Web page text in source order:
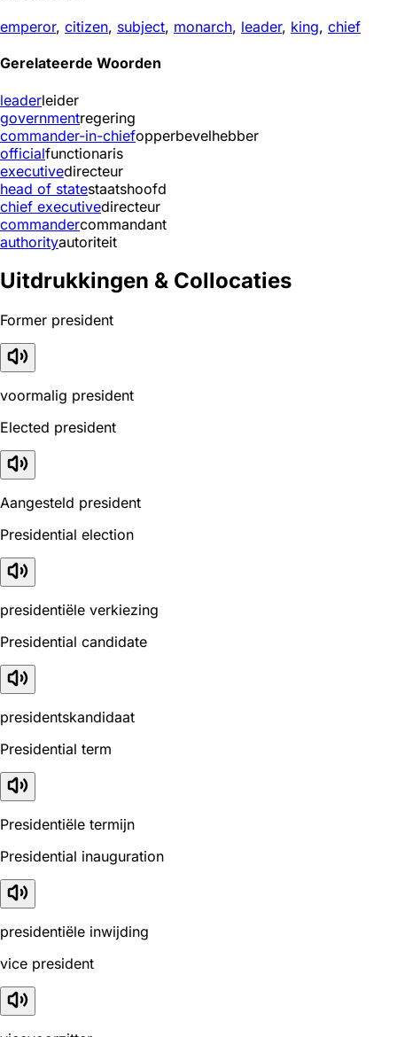
emperor, citizen, subject, monarch, leader, king, chief
Gerelateerde Woorden
leaderleider
governmentregering
commander-in-chiefopperbevelhebber
officialfunctionaris
executivedirecteur
head of statestaatshoofd
chief executivedirecteur
commandercommandant
authorityautoriteit
Uitdrukkingen & Collocaties
Former president
voormalig president
Elected president
Aangesteld president
Presidential election
presidentiële verkiezing
Presidential candidate
presidentskandidaat
Presidential term
Presidentiële termijn
Presidential inauguration
presidentiële inwijding
vice president